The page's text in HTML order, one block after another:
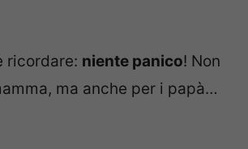
ricordare: niente panico! Non
ma anche per i papà…